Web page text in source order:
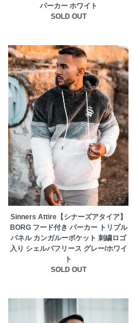
パーカー ホワイト
SOLD OUT
Sinners Attire【シナーズアタイア】
BORG フード付き パーカー トリプル
パネル カンガルーポケット 刺繍ロゴ
入り シェルパフリース グレー/ホワイ
ト
SOLD OUT